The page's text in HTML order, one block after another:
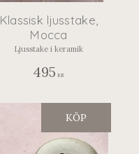
Klassisk ljusstake,
Mocca
Ljusstake i keramik
495 KR
KÖP